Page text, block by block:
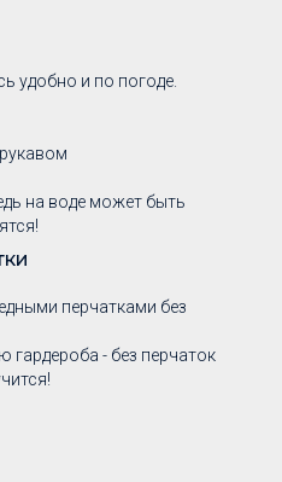
удобно и по погоде.
на воде может быть
перчатками без
гардероба - без перчаток